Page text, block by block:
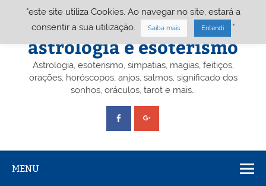
Portal A&E – Portal
astrologia e esoterismo
Astrologia, esoterismo, simpatias, magias, feitiços,
orações, horóscopos, anjos, salmos, significado dos
sonhos, oráculos, tarot e mais…
MENU
"este site utiliza Cookies. Ao navegar no site, estará a
consentir a sua utilização.
Saiba mais Entendi ."